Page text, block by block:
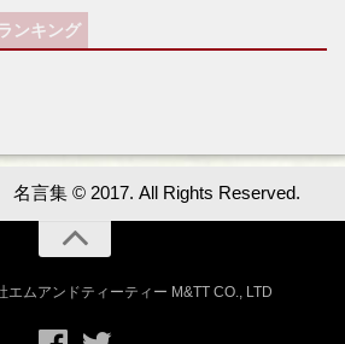
ンキング
名言集 © 2017. All Rights Reserved.
エムアンドティーティー M&TT CO., LTD